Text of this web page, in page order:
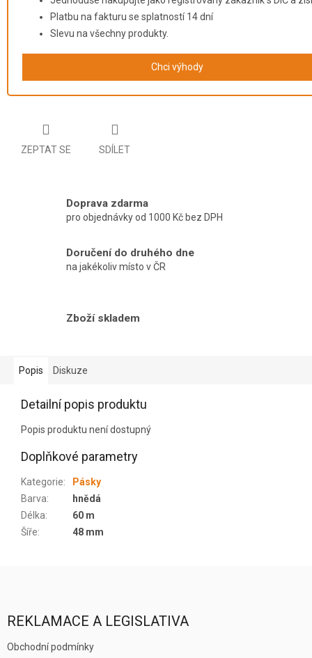
Platbu na fakturu se splatností 14 dní
Slevu na všechny produkty.
Chci výhody
ZEPTAT SE SDÍLET
Doprava zdarma
pro objednávky od 1000 Kč bez DPH
Doručení do druhého dne
na jakékoliv místo v ČR
Zboží skladem
Popis Diskuze
Detailní popis produktu
Popis produktu není dostupný
Doplňkové parametry
Kategorie:
Pásky
Barva:
hnědá
Délka:
60 m
Šíře: 48 mm
REKLAMACE A LEGISLATIVA
Obchodní podmínky